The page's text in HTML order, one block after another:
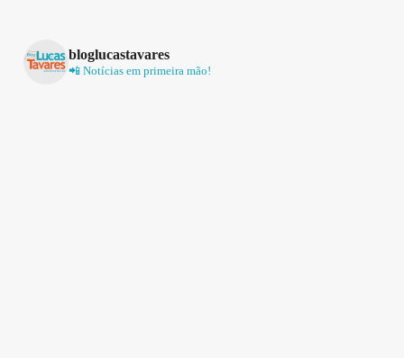
bloglucastavares
📲 Notícias em primeira mão!